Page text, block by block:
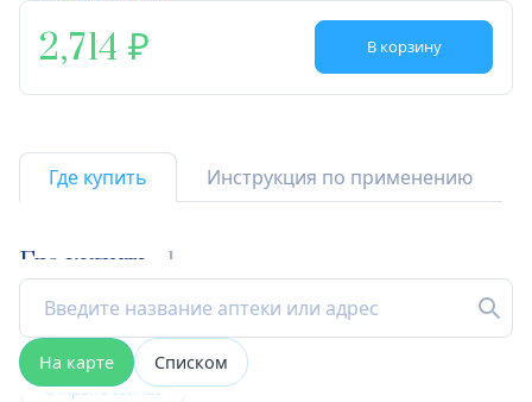
2,714 В корзину
Где купить Инструкция по применению
Где купить 1
На карте Списком
Открыта сейчас